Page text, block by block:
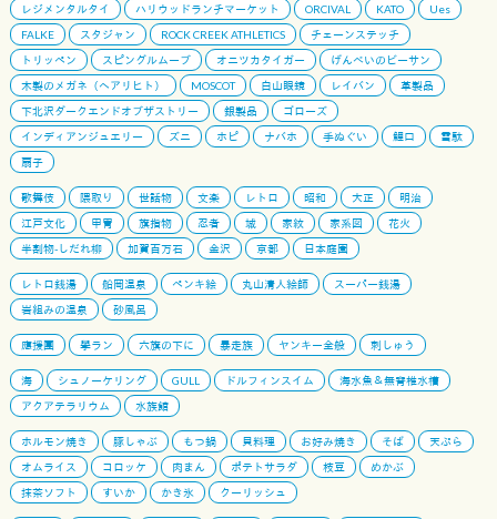
レジメンタルタイ
ハリウッドランチマーケット ORCIVAL KATO
Ues
FALKE
スタジャン ROCK CREEK ATHLETICS
チェーンステッチ
トリッペン
スピングルムーブ オニツカタイガー
げんべいのビーサン
木製のメガネ（ヘアリヒト）
MOSCOT 白山眼鏡 レイバン
革製品
下北沢ダークエンドオブザストリー
銀製品
ゴローズ
インディアンジュエリー
ズニ ホピ ナバホ 手ぬぐい 鯉口
雪駄
扇子
歌舞伎 隈取り 世話物 文楽 レトロ 昭和 大正
明治
江戸文化
甲冑 旗指物 忍者 城 家紋 家系図
花火
半割物-しだれ柳
加賀百万石 金沢 京都 日本庭園
レトロ銭湯 船岡温泉 ペンキ絵 丸山清人絵師
スーパー銭湯
岩組みの温泉
砂風呂
應援團 學ラン 六旗の下に 暴走族 ヤンキー全般 刺しゅう
海 シュノーケリング GULL ドルフィンスイム
海水魚＆無脊椎水槽
アクアテラリウム
水族館
ホルモン焼き 豚しゃぶ もつ鍋 貝料理 お好み焼き そば
天ぷら
オムライス
コロッケ 肉まん ポテトサラダ 枝豆
めかぶ
抹茶ソフト
すいか かき氷 クーリッシュ